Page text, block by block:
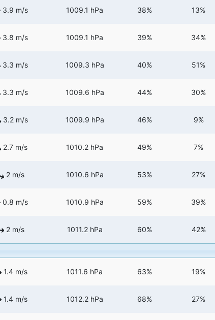
3.9 m/s 1009.1 hPa 38% 13%
3.8 m/s 1009.1 hPa 39% 34%
3.3 m/s 1009.3 hPa 40% 51%
3.3 m/s 1009.6 hPa 44% 30%
3.2 m/s 1009.9 hPa 46% 9%
2.7 m/s 1010.2 hPa 49% 7%
2 m/s 1010.6 hPa 53% 27%
0.8 m/s 1010.9 hPa 59% 39%
2 m/s 1011.2 hPa 60% 42%
1.4 m/s 1011.6 hPa 63% 19%
1.4 m/s 1012.2 hPa 68% 27%